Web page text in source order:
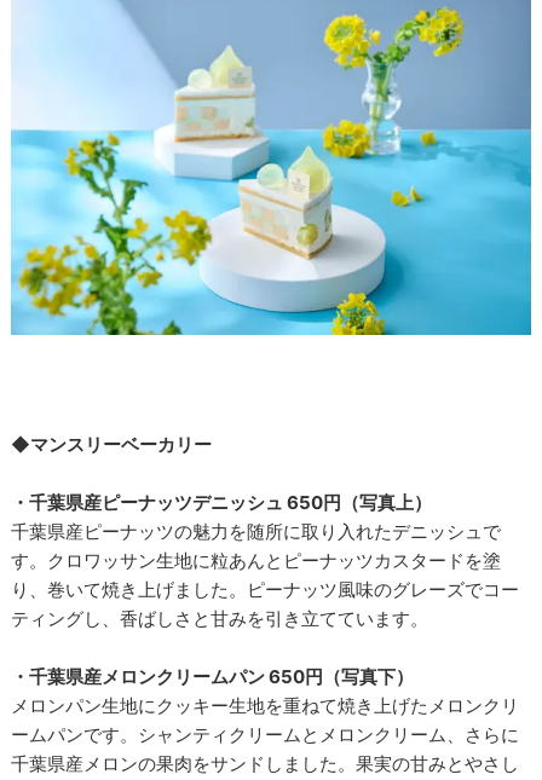
◆マンスリーベーカリー
・千葉県産ピーナッツデニッシュ 650円（写真上）
千葉県産ピーナッツの魅力を随所に取り入れたデニッシュで
す。クロワッサン生地に粒あんとピーナッツカスタードを塗
り、巻いて焼き上げました。ピーナッツ風味のグレーズでコー
ティングし、香ばしさと甘みを引き立てています。
・千葉県産メロンクリームパン 650円（写真下）
メロンパン生地にクッキー生地を重ねて焼き上げたメロンクリ
ームパンです。シャンティクリームとメロンクリーム、さらに
千葉県産メロンの果肉をサンドしました。果実の甘みとやさし